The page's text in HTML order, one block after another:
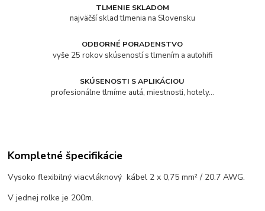
TLMENIE SKLADOM
najväčší sklad tlmenia na Slovensku
ODBORNÉ PORADENSTVO
vyše 25 rokov skúseností s tlmením a autohifi
SKÚSENOSTI S APLIKÁCIOU
profesionálne tlmíme autá, miestnosti, hotely...
Kompletné špecifikácie
Vysoko flexibilný viacvláknový kábel 2 x 0,75 mm² / 20.7 AWG.
V jednej rolke je 200m.